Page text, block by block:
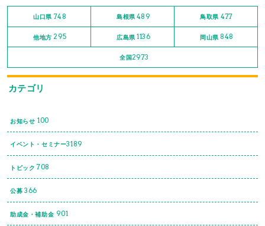
山口県 748 島根県 489 鳥取県 477
他地方 295 広島県 1136 岡山県 848
全国2973
カテゴリ
お知らせ 100
イベント・セミナー3189
トピック 708
公募 366
助成金・補助金 901